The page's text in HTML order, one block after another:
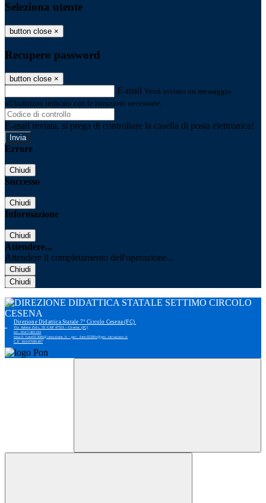
Seleziona utente
button close ×
Recupero password
button close ×
E-mail Verrà inviato un messaggio
all'indirizzo indicato con le istruzioni necessarie.
E-mail inviata, si prega di controllare la casella di posta elettronica!
Errore
Chiudi
Successo
Chiudi
Informazione
Chiudi
Attendere...
Attendere il completamento dell'operazione...
Chiudi
Chiudi
Direzione Didattica Statale 7° Circolo Cesena (FC)
Via Adone Zoli, 35 CAP 47521 - Cesena (FC)
tel: 0547-383193
email: foee02300r@istruzione.it - pec: foee02300r@pec.istruzione.it
C.F. 81007690407